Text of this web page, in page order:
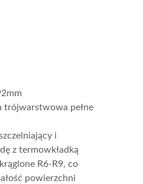
trójwarstwowa pełne
i
z termowkładką
R6-R9, co
powierzchni